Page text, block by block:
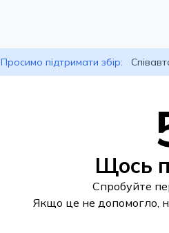
Просимо підтримати збір:
Щось
Спробуйте
Якщо це не допомогло,